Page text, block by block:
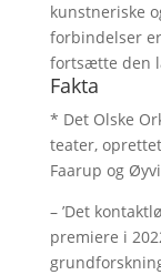
kunstneriske
forbindelser
fortsætte den
Fakta
* Det Olske
teater,
Faarup og
– ’Det
premiere i